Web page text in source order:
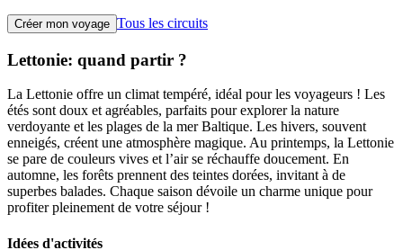
Créer mon voyage Tous les circuits
Lettonie: quand partir ?
La Lettonie offre un climat tempéré, idéal pour les voyageurs ! Les
étés sont doux et agréables, parfaits pour explorer la nature
verdoyante et les plages de la mer Baltique. Les hivers, souvent
enneigés, créent une atmosphère magique. Au printemps, la Lettonie
se pare de couleurs vives et l’air se réchauffe doucement. En
automne, les forêts prennent des teintes dorées, invitant à de
superbes balades. Chaque saison dévoile un charme unique pour
profiter pleinement de votre séjour !
Idées d'activités